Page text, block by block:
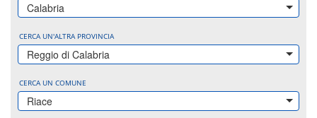
Calabria
CERCA UN'ALTRA PROVINCIA
Reggio di Calabria
CERCA UN COMUNE
Riace